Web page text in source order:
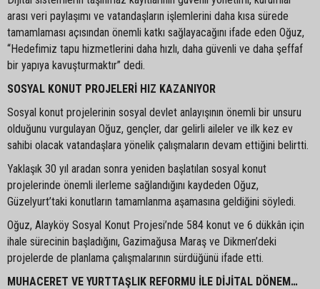
arası veri paylaşımı ve vatandaşların işlemlerini daha kısa sürede
tamamlaması açısından önemli katkı sağlayacağını ifade eden Oğuz,
“Hedefimiz tapu hizmetlerini daha hızlı, daha güvenli ve daha şeffaf
bir yapıya kavuşturmaktır” dedi.
SOSYAL KONUT PROJELERİ HIZ KAZANIYOR
Sosyal konut projelerinin sosyal devlet anlayışının önemli bir unsuru
olduğunu vurgulayan Oğuz, gençler, dar gelirli aileler ve ilk kez ev
sahibi olacak vatandaşlara yönelik çalışmaların devam ettiğini belirtti.
Yaklaşık 30 yıl aradan sonra yeniden başlatılan sosyal konut
projelerinde önemli ilerleme sağlandığını kaydeden Oğuz,
Güzelyurt’taki konutların tamamlanma aşamasına geldiğini söyledi.
Oğuz, Alayköy Sosyal Konut Projesi’nde 584 konut ve 6 dükkân için
ihale sürecinin başladığını, Gazimağusa Maraş ve Dikmen’deki
projelerde de planlama çalışmalarının sürdüğünü ifade etti.
MUHACERET VE YURTTAŞLIK REFORMU İLE DİJİTAL DÖNEM…